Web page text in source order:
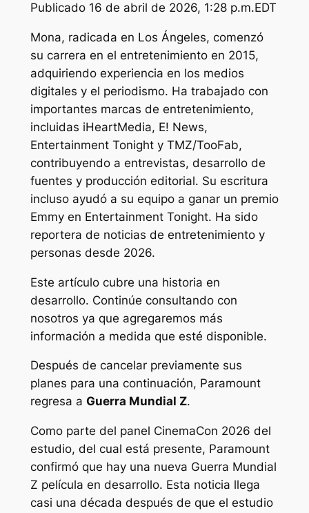
Publicado16 de abril de 2026, 1:28 p.m.EDT
Mona, radicada en Los Ángeles, comenzó
su carrera en el entretenimiento en 2015,
adquiriendo experiencia en los medios
digitales y el periodismo. Ha trabajado con
importantes marcas de entretenimiento,
incluidas iHeartMedia, E! News,
Entertainment Tonight y TMZ/TooFab,
contribuyendo a entrevistas, desarrollo de
fuentes y producción editorial. Su escritura
incluso ayudó a su equipo a ganar un premio
Emmy en Entertainment Tonight. Ha sido
reportera de noticias de entretenimiento y
personas desde 2026.
Este artículo cubre una historia en
desarrollo. Continúe consultando con
nosotros ya que agregaremos más
información a medida que esté disponible.
Después de cancelar previamente sus
planes para una continuación, Paramount
regresa a Guerra Mundial Z.
Como parte del panel CinemaCon 2026 del
estudio, del cual está presente, Paramount
confirmó que hay una nueva Guerra Mundial
Z película en desarrollo. Esta noticia llega
casi una década después de que el estudio